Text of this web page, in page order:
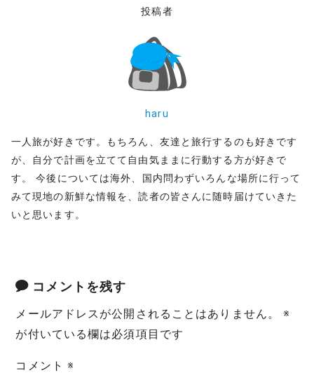
e
b
o
o
k
投稿者
haru
一人旅が好きです。もちろん、友達と旅行するのも好きです
が、自分で計画を立てて自由気ままに行動する方が好きで
す。 今後については海外、国内問わずいろんな場所に行って
みて現地の新鮮な情報を、読者の皆さんに随時届けていきた
いと思います。
コメントを残す
メールアドレスが公開されることはありません。
※
が付いている欄は必須項目です
コメント※